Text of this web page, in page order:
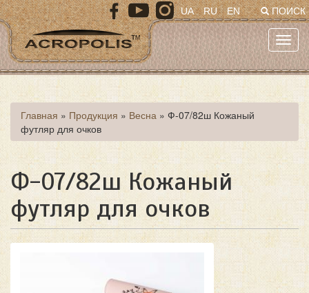
Перейти
к
основному
содержанию
ПОИСК
UA RU EN
Вы
здесь
Главная » Продукция » Весна » Ф-07/82ш Кожаный
футляр для очков
Ф-07/82ш Кожаный
футляр для очков